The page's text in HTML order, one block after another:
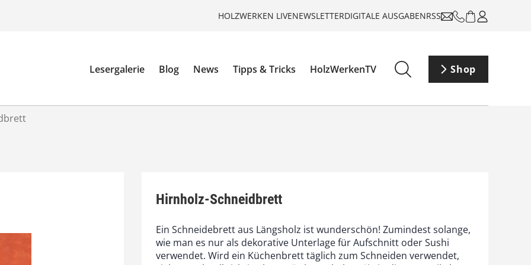
HOLZWERKEN LIVENEWSLETTERDIGITALE AUSGABENRSS
Lesergalerie Blog News Tipps & Tricks HolzWerkenTV Shop
Hirnholz-Schneidbrett
Ein Schneidebrett aus Längsholz ist wunderschön! Zumindest solange,
wie man es nur als dekorative Unterlage für Aufschnitt oder Sushi
verwendet. Wird ein Küchenbrett täglich zum Schneiden verwendet,